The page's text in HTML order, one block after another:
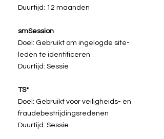
Duurtijd: 12 maanden
smSession
Doel: Gebruikt om ingelogde site-
leden te identificeren
Duurtijd: Sessie
TS*
Doel: Gebruikt voor veiligheids- en
fraudebestrijdingsredenen
Duurtijd: Sessie